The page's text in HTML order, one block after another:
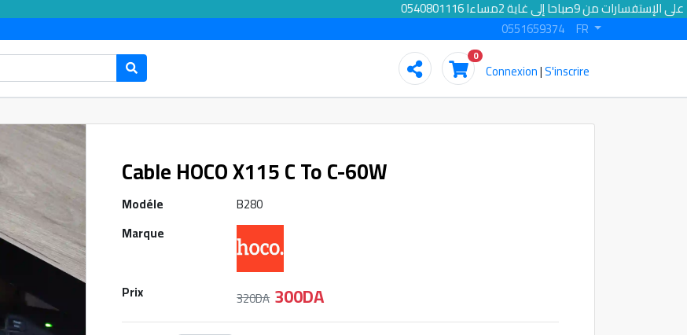
الرد على الإستفسارات من 9صباحا إلى غاية 2مساءا 0540801116
0551659374 FR
0
Connexion|S'inscrire
Cable HOCO X115 C To C-60W
Modéle
B280
Marque
Prix 320DA 300DA